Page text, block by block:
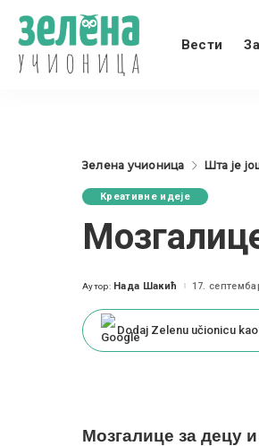
Вести
Зелена учионица Шта је
Креативне идеје
Posted
Аутор: Нада Шакић 17.
Dodaj Zelenu učionicu
Мозгалице за децу